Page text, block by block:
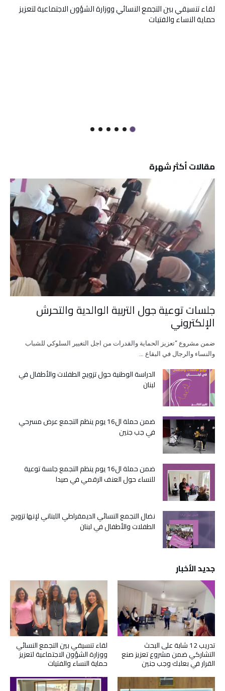
لقاء تنسيقي بين التجمع النسائي ووزارة الشؤون الاجتماعية لتعزيز
حماية النساء والفتيات
مقالات أكثر شهرة
جلسات توعية جول التربية الوالدية والتحرش
الإلكتروني
ضمن مشروع “تعزيز الحماية والقدرات من اجل التغيير السلوكي للشباب
والنساء والرجال في البقاع …
الدراسة الوطنية حول تزويج الطفلات والأطفال في
لبنان
ضمن حملة ال16 يوم ينظم التجمع عرض مسرحي
في جب جنين
ضمن حملة ال16 يوم ينظم التجمع جلسة توعية
للنساء حول العنف الرقمي في صيدا
نضال التجمع النسائي الديمقراطي اللبناني لإنها تزويج
الطفلات والأطفال في لبنان
جديد الأخبار
لقاء تنسيقي بين التجمع النسائي
ووزارة الشؤون الاجتماعية لتعزيز
حماية النساء والفتيات
تدريب 12 شابة على البحث
التشاركي ضمن مشروع تعزيز صنع
القرار في بعلبك وجب جنين